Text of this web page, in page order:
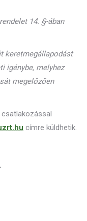
14. §-ában
keretmegállapodást
igénybe, melyhez
megelőzően
.hu címre küldhetik.